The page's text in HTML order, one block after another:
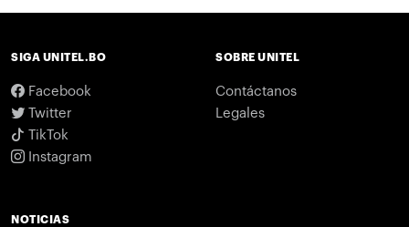
SIGA UNITEL.BO
Facebook
Twitter
TikTok
Instagram
SOBRE UNITEL
Contáctanos
Legales
NOTICIAS